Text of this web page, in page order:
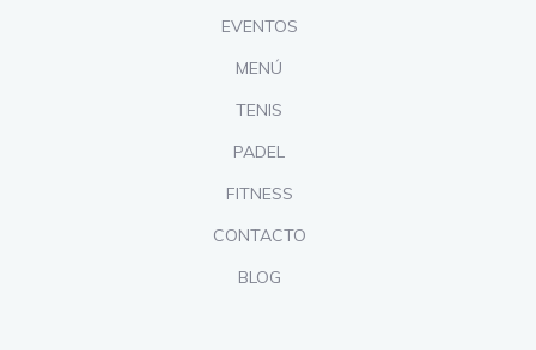
EVENTOS
MENÚ
TENIS
PADEL
FITNESS
CONTACTO
BLOG